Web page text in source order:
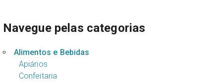
Navegue pelas categorias
Alimentos e Bebidas
Apiários
Confeitaria